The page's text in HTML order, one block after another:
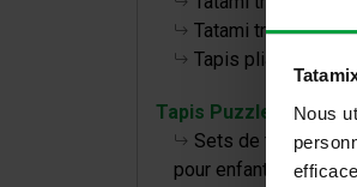
Nous
Tatami traditionnel
Tapis pliables
Tapis Puzzle bébé
Sets de tapis de
pour enfants